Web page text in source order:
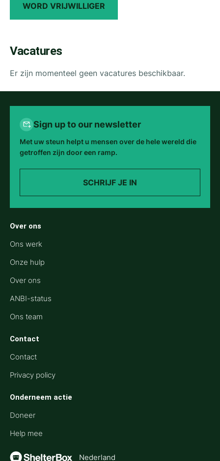
WORD VRIJWILLIGER
Vacatures
Er zijn momenteel geen vacatures beschikbaar.
Sign up to our newsletter
Met uw steun helpt u mensen over de hele wereld die
getroffen zijn door een ramp.
SCHRIJF JE IN
Over ons
Ons werk
Onze hulp
Over ons
ANBI-status
Ons team
Contact
Contact
Privacy policy
Onderneem actie
Doneer
Help mee
Nederland